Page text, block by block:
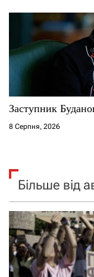
Заступник
8 Серпня, 2026
Більше від